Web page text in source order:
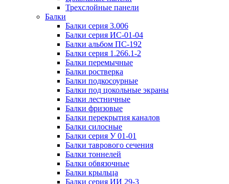
Трехслойные панели
Балки
Балки серия 3.006
Балки серия ИС-01-04
Балки альбом ПС-192
Балки серия 1.266.1-2
Балки перемычные
Балки ростверка
Балки подкосоурные
Балки под цокольные экраны
Балки лестничные
Балки фризовые
Балки перекрытия каналов
Балки силосные
Балки серия У 01-01
Балки таврового сечения
Балки тоннелей
Балки обвязочные
Балки крыльца
Балки серия ИИ 29-3